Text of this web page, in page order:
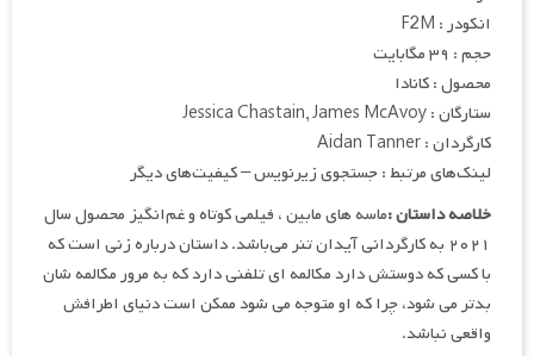
انکودر : F2M
حجم : ۳۹ مگابایت
محصول : کانادا
ستارگان : Jessica Chastain, James McAvoy
کارگردان : Aidan Tanner
لینک‌های مرتبط : جستجوی زیرنویس – کیفیت‌های دیگر
خلاصه داستان :ماسه های مابین ، فیلمی کوتاه و غم‌انگیز محصول سال
۲۰۲۱ به کارگردانی آیدان تنر می‌باشد. داستان درباره زنی است که
با کسی که دوستش دارد مکالمه ای تلفنی دارد که به مرور مکالمه شان
بدتر می شود، چرا که او متوجه می شود ممکن است دنیای اطرافش
واقعی نباشد.